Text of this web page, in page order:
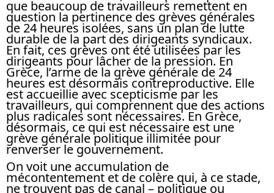
que beaucoup de travailleurs remettent en
question la pertinence des grèves générales
de 24 heures isolées, sans un plan de lutte
durable de la part des dirigeants syndicaux.
En fait, ces grèves ont été utilisées par les
dirigeants pour lâcher de la pression. En
Grèce, l’arme de la grève générale de 24
heures est désormais contreproductive. Elle
est accueillie avec scepticisme par les
travailleurs, qui comprennent que des actions
plus radicales sont nécessaires. En Grèce,
désormais, ce qui est nécessaire est une
grève générale politique illimitée pour
renverser le gouvernement.
On voit une accumulation de
mécontentement et de colère qui, à ce stade,
ne trouvent pas de canal – politique ou